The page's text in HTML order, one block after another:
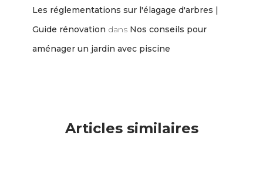
Les réglementations sur l'élagage d'arbres |
Guide rénovation dans Nos conseils pour
aménager un jardin avec piscine
Articles similaires